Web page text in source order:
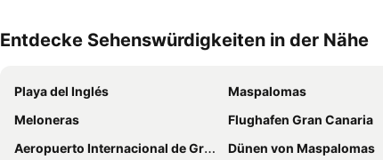
Entdecke Sehenswürdigkeiten in der Nähe
Playa del Inglés Maspalomas
Meloneras
Flughafen Gran Canaria
Aeropuerto Internacional de Gran Canaria
Dünen von Maspalomas